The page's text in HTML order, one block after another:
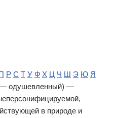
Р С Т У Ф Х Ц Ч Ш Э Ю Я
— одушевленный) —
в природе и